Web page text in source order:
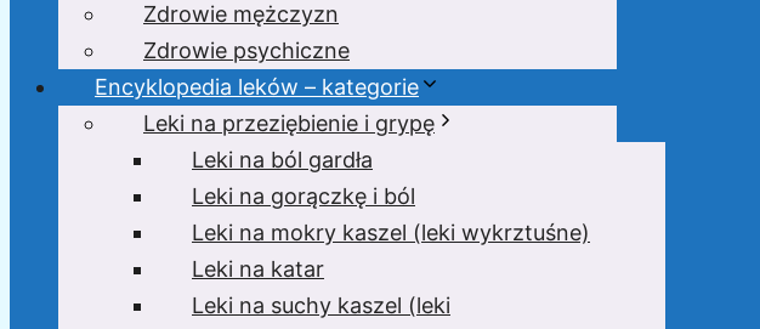
Zdrowie mężczyzn
Zdrowie psychiczne
Encyklopedia leków – kategorie
Leki na przeziębienie i grypę
Leki na ból gardła
Leki na gorączkę i ból
Leki na mokry kaszel (leki wykrztuśne)
Leki na katar
Leki na suchy kaszel (leki